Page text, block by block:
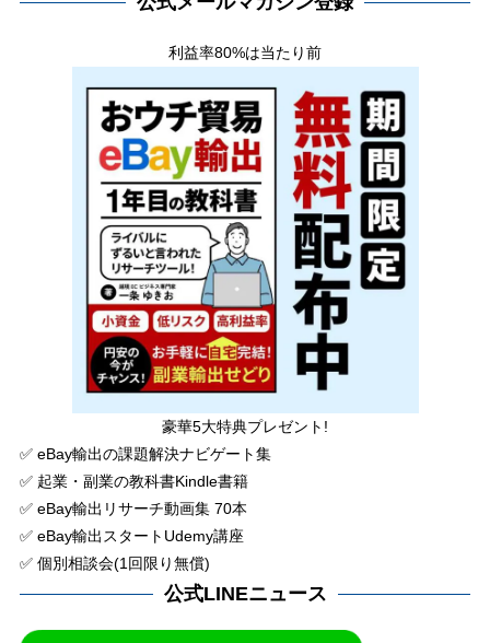
利益率80%は当たり前
豪華5大特典プレゼント!
✅ eBay輸出の課題解決ナビゲート集
✅ 起業・副業の教科書Kindle書籍
✅ eBay輸出リサーチ動画集 70本
✅ eBay輸出スタートUdemy講座
✅ 個別相談会(1回限り無償)
公式LINEニュース